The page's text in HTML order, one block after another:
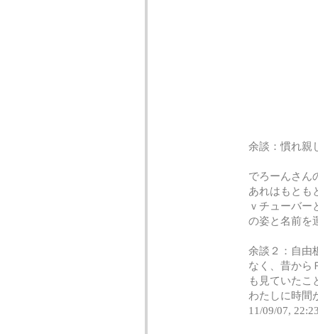
余談：慣れ親
でろーんさん
あれはもとも
ｖチューバー
の姿と名前を
余談２：自由
なく、昔から
も見ていたこ
わたしに時間
11/09/07,